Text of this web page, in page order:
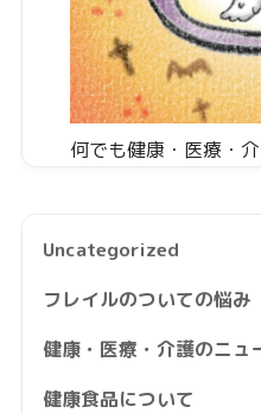
何でも健康・医療・
Uncategorized
フレイルのついての悩み
健康・医療・介護のニュ
健康食品について